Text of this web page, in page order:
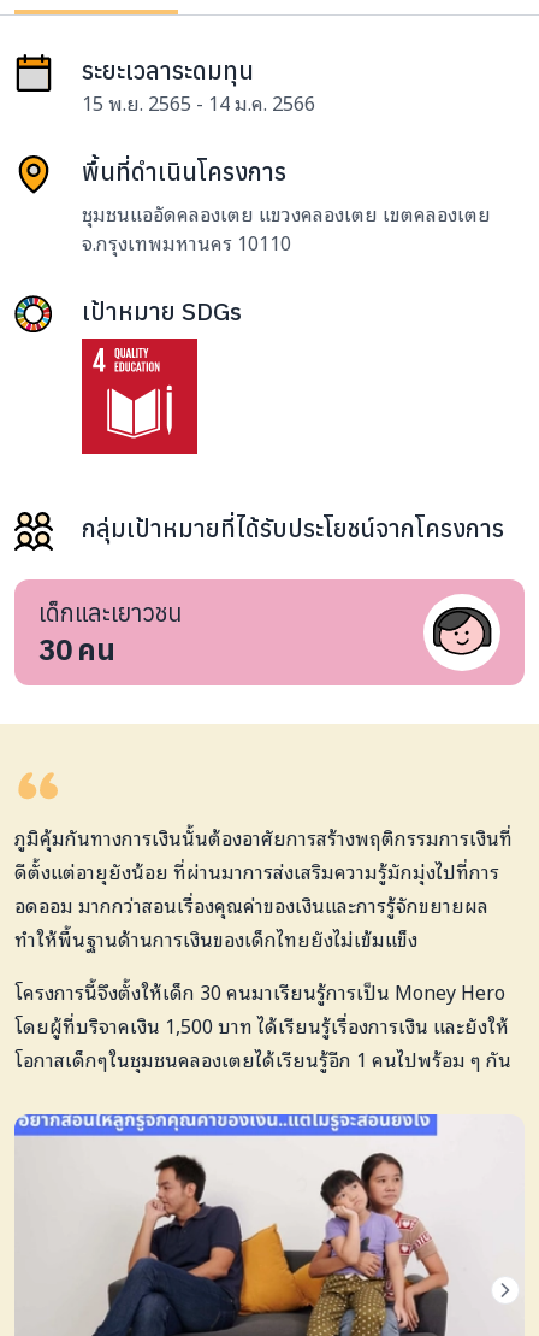
ระยะเวลาระดมทุน
15 พ.ย. 2565 - 14 ม.ค. 2566
พื้นที่ดำเนินโครงการ
ชุมชนแออัดคลองเตย แขวงคลองเตย เขตคลองเตย
จ.กรุงเทพมหานคร 10110
เป้าหมาย SDGs
กลุ่มเป้าหมายที่ได้รับประโยชน์จากโครงการ
เด็กและเยาวชน
30คน
ภูมิคุ้มกันทางการเงินนั้นต้องอาศัยการสร้างพฤติกรรมการเงินที่
ดีตั้งแต่อายุยังน้อย ที่ผ่านมาการส่งเสริมความรู้มักมุ่งไปที่การ
อดออม มากกว่าสอนเรื่องคุณค่าของเงินและการรู้จักขยายผล
ทำให้พื้นฐานด้านการเงินของเด็กไทยยังไม่เข้มแข็ง
โครงการนี้จึงตั้งให้เด็ก 30 คนมาเรียนรู้การเป็น Money Hero
โดยผู้ที่บริจาคเงิน 1,500 บาท ได้เรียนรู้เรื่องการเงิน และยังให้
โอกาสเด็กๆในชุมชนคลองเตยได้เรียนรู้อีก 1 คนไปพร้อม ๆ กัน